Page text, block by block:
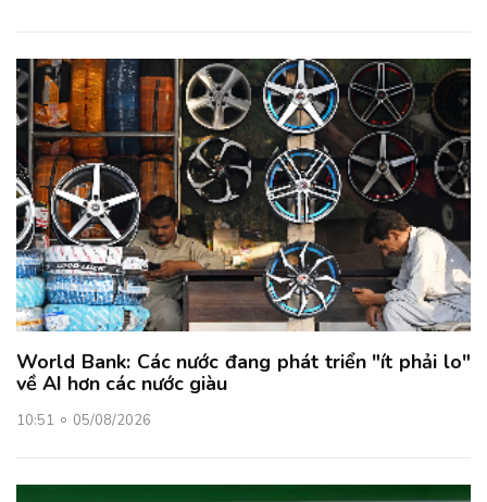
World Bank: Các nước đang phát triển "ít phải lo"
về AI hơn các nước giàu
10:51 05/08/2026